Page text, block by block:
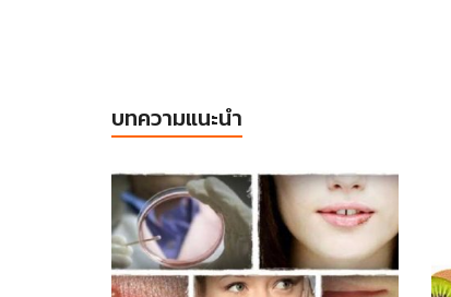
บทความแนะนำ